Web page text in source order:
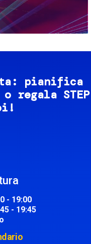
pianifica
STEP
- 19:00
- 19:45